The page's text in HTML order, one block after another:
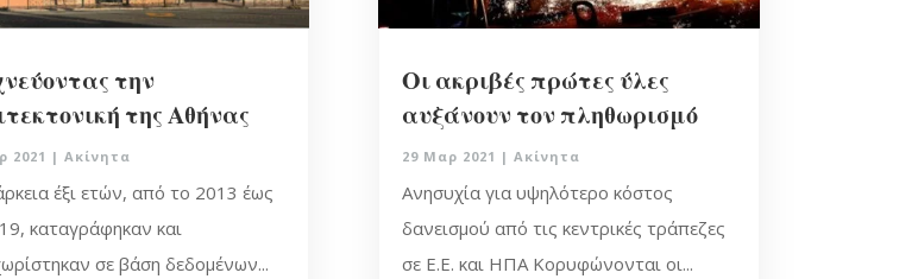
την
της Αθήνας
2021 | Ακίνητα
έξι ετών, από το 2013 έως
καταγράφηκαν και
σε βάση δεδομένων...
Οι ακριβές πρώτες ύλες
αυξάνουν τον πληθωρισμό
29 Μαρ 2021 | Ακίνητα
Ανησυχία για υψηλότερο κόστος
δανεισμού από τις κεντρικές τράπεζες
σε Ε.Ε. και ΗΠΑ Κορυφώνονται οι...